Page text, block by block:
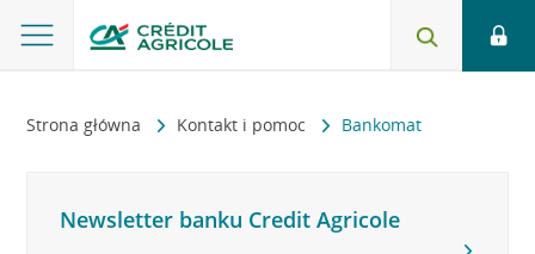
Strona główna Kontakt i pomoc Bankomat
Newsletter banku Credit Agricole